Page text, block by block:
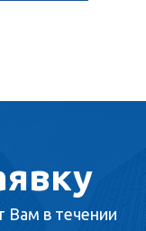
Вам в течении